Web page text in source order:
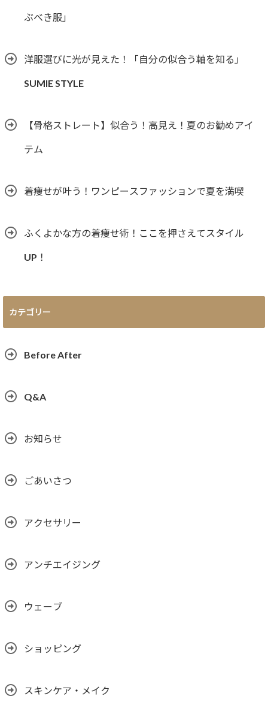
ぶべき服」
洋服選びに光が見えた！「自分の似合う軸を知る」
SUMIE STYLE
【骨格ストレート】似合う！高見え！夏のお勧めアイ
テム
着痩せが叶う！ワンピースファッションで夏を満喫
ふくよかな方の着痩せ術！ここを押さえてスタイル
UP！
カテゴリー
Before After
Q&A
お知らせ
ごあいさつ
アクセサリー
アンチエイジング
ウェーブ
ショッピング
スキンケア・メイク